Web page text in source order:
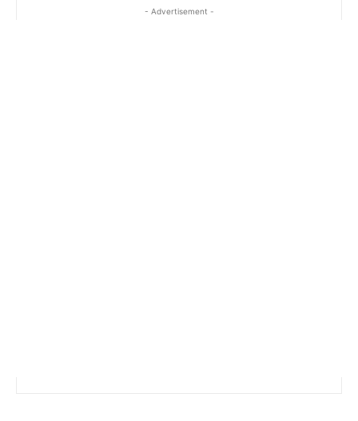
- Advertisement -